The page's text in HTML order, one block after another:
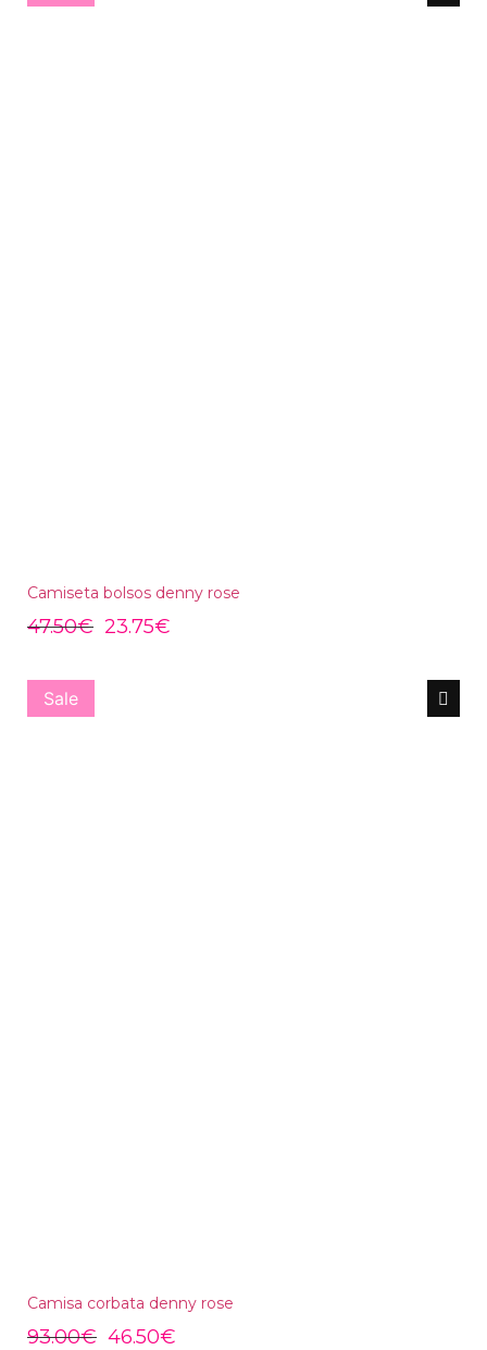
Camiseta bolsos denny rose
47.50€ 23.75€
Sale
Camisa corbata denny rose
93.00€ 46.50€